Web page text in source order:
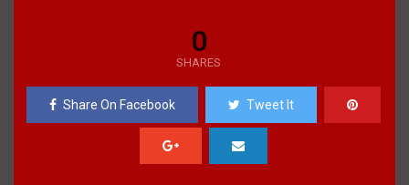
0
SHARES
Share On Facebook Tweet It